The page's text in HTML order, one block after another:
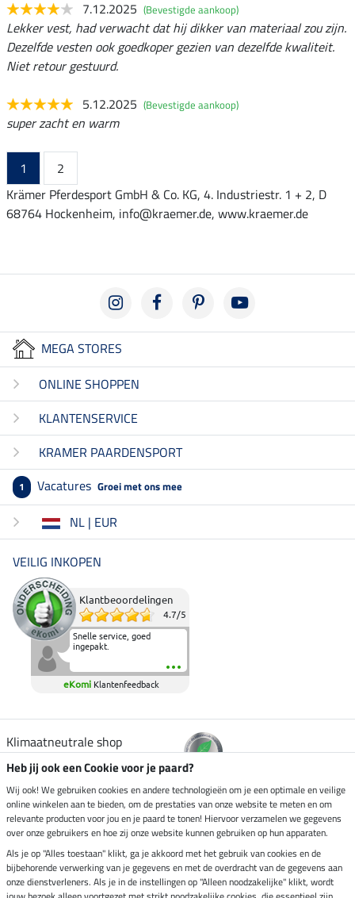
7.12.2025 (Bevestigde aankoop)
Lekker vest, had verwacht dat hij dikker van materiaal zou zijn.
Dezelfde vesten ook goedkoper gezien van dezelfde kwaliteit.
Niet retour gestuurd.
5.12.2025 (Bevestigde aankoop)
super zacht en warm
1
2
Krämer Pferdesport GmbH & Co. KG, 4. Industriestr. 1 + 2, D
68764 Hockenheim, info@kraemer.de, www.kraemer.de
MEGA STORES
ONLINE SHOPPEN
KLANTENSERVICE
KRAMER PAARDENSPORT
1 Vacatures Groei met ons mee
NL | EUR
VEILIG INKOPEN
Klantbeoordelingen
4.7/5
Snelle service, goed
ingepakt.
eKomi Klantenfeedback
Klimaatneutrale shop
Verzending per
Veilig betalen met
Heb jij ook een Cookie voor je paard?
Wij ook! We gebruiken cookies en andere technologieën om je een optimale en veilige
online winkelen aan te bieden, om de prestaties van onze website te meten en om
relevante producten voor jou en je paard te tonen! Hiervoor verzamelen we gegevens
over onze gebruikers en hoe zij onze website kunnen gebruiken op hun apparaten.
Als je op "Alles toestaan" klikt, ga je akkoord met het gebruik van cookies en de
bijbehorende verwerking van je gegevens en met de overdracht van de gegevens aan
onze dienstverleners. Als je in de instellingen op "Alleen noodzakelijke" klikt, wordt